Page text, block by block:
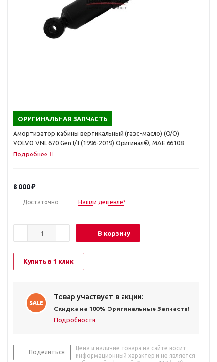
ОРИГИНАЛЬНАЯ ЗАПЧАСТЬ
Амортизатор кабины вертикальный (газо-масло) (O/O)
VOLVO VNL 670 Gen I/II (1996-2019) Оригинал®, MAE 66108
Подробнее
8 000₽
Достаточно Нашли дешевле?
В корзину
Купить в 1 клик
Товар участвует в акции:
Скидка на 100% Оригинальные Запчасти!
Подробности
Поделиться
Цена и наличие товара на сайте носит
информационный характер и не является